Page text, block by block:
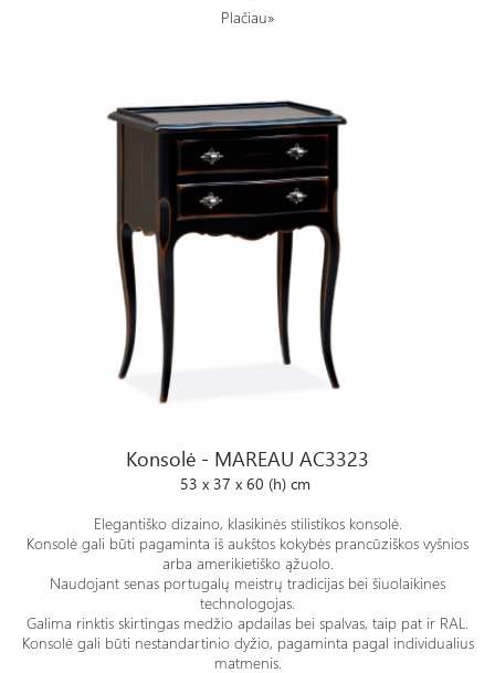
Plačiau»
Konsolė - MAREAU AC3323
53 x 37 x 60 (h) cm
Elegantiško dizaino, klasikinės stilistikos konsolė.
Konsolė gali būti pagaminta iš aukštos kokybės prancūziškos vyšnios
arba amerikietiško ąžuolo.
Naudojant senas portugalų meistrų tradicijas bei šiuolaikines
technologojas.
Galima rinktis skirtingas medžio apdailas bei spalvas, taip pat ir RAL.
Konsolė gali būti nestandartinio dyžio, pagaminta pagal individualius
matmenis.